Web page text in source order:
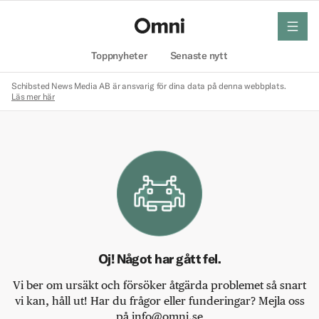
Toppnyheter Senaste nytt
meny
Schibsted News Media AB är ansvarig för dina data på denna webbplats.
Läs mer här
Oj! Något har gått fel.
Vi ber om ursäkt och försöker åtgärda problemet så snart
vi kan, håll ut! Har du frågor eller funderingar? Mejla oss